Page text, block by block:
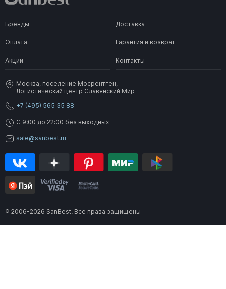
Бренды Доставка
Оплата Гарантия и возврат
Акции Контакты
Москва, поселение Мосрентген,
Логистический центр Славянский Мир
+7 (495) 565 35 88
C 9:00 до 22:00 без выходных
sale@sanbest.ru
® 2006-2026 SanBest. Все права защищены